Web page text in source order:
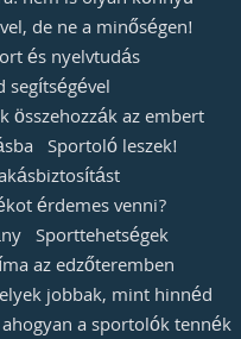
de ne a minőségen!
és nyelvtudás
összehozzák az embert
Sportoló leszek!
érdemes venni?
Sporttehetségek
az edzőteremben
jobbak, mint hinnéd
a sportolók tennék